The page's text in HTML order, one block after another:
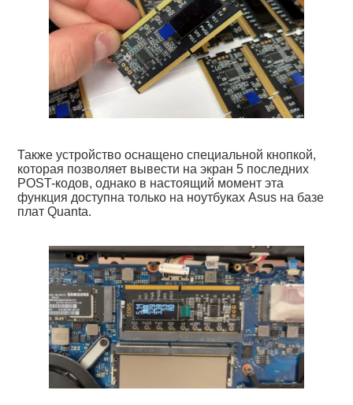
Также устройство оснащено специальной кнопкой,
которая позволяет вывести на экран 5 последних
POST-кодов, однако в настоящий момент эта
функция доступна только на ноутбуках Asus на базе
плат Quanta.